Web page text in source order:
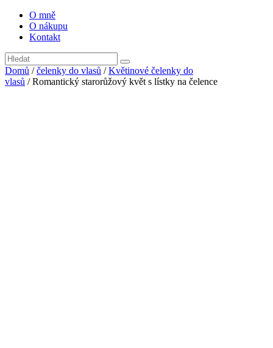
O mně
O nákupu
Kontakt
Domů /čelenky do vlasů /Květinové čelenky do
vlasů / Romantický starorůžový květ s lístky na čelence